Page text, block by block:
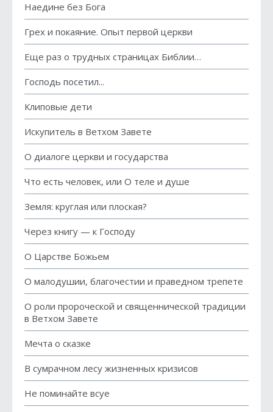
Наедине без Бога
Грех и покаяние. Опыт первой церкви
Еще раз о трудных страницах Библии…
Господь посетил...
Клиповые дети
Искупитель в Ветхом Завете
О диалоге церкви и государства
Что есть человек, или O теле и душе
Земля: круглая или плоская?
Через книгу — к Господу
О Царстве Божьем
О малодушии, благочестии и праведном трепете
О роли пророческой и священнической традиции
в Ветхом Завете
Мечта о сказке
В сумрачном лесу жизненных кризисов
Не поминайте всуе